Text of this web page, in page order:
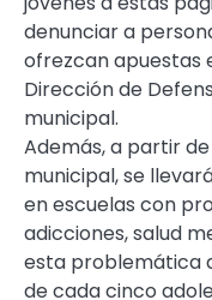
denunciar a
ofrezcan apuestas
Dirección de
municipal.
Además, a partir
municipal, se
en escuelas con
adicciones, salud
esta problemática
de cada cinco